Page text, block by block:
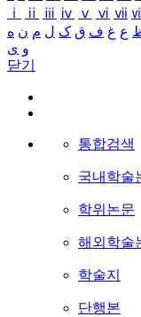
ⅰ
ⅱ ⅲ ⅳ ⅴ ⅵ ⅶ
ع غ ف ق ک ل م ن ه
و ی
닫기
통합검색
국내학술
학위논문
해외학술
학술지
단행본